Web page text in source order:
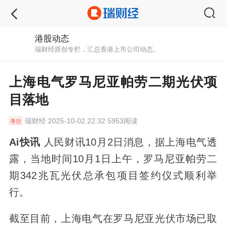
港股动态
瑞财经原创专栏，汇总香港上市公司动态。
上海电气罗马尼亚帕劳二期光伏项
目落地
瑞财经2025-10-02 22:32 5953阅读
Ai快讯 人民财讯10月2日消息，据上海电气透
露，当地时间10月1日上午，罗马尼亚帕劳二
期342兆瓦光伏总承包项目签约仪式顺利举
行。
截至目前，上海电气在罗马尼亚光伏市场已取